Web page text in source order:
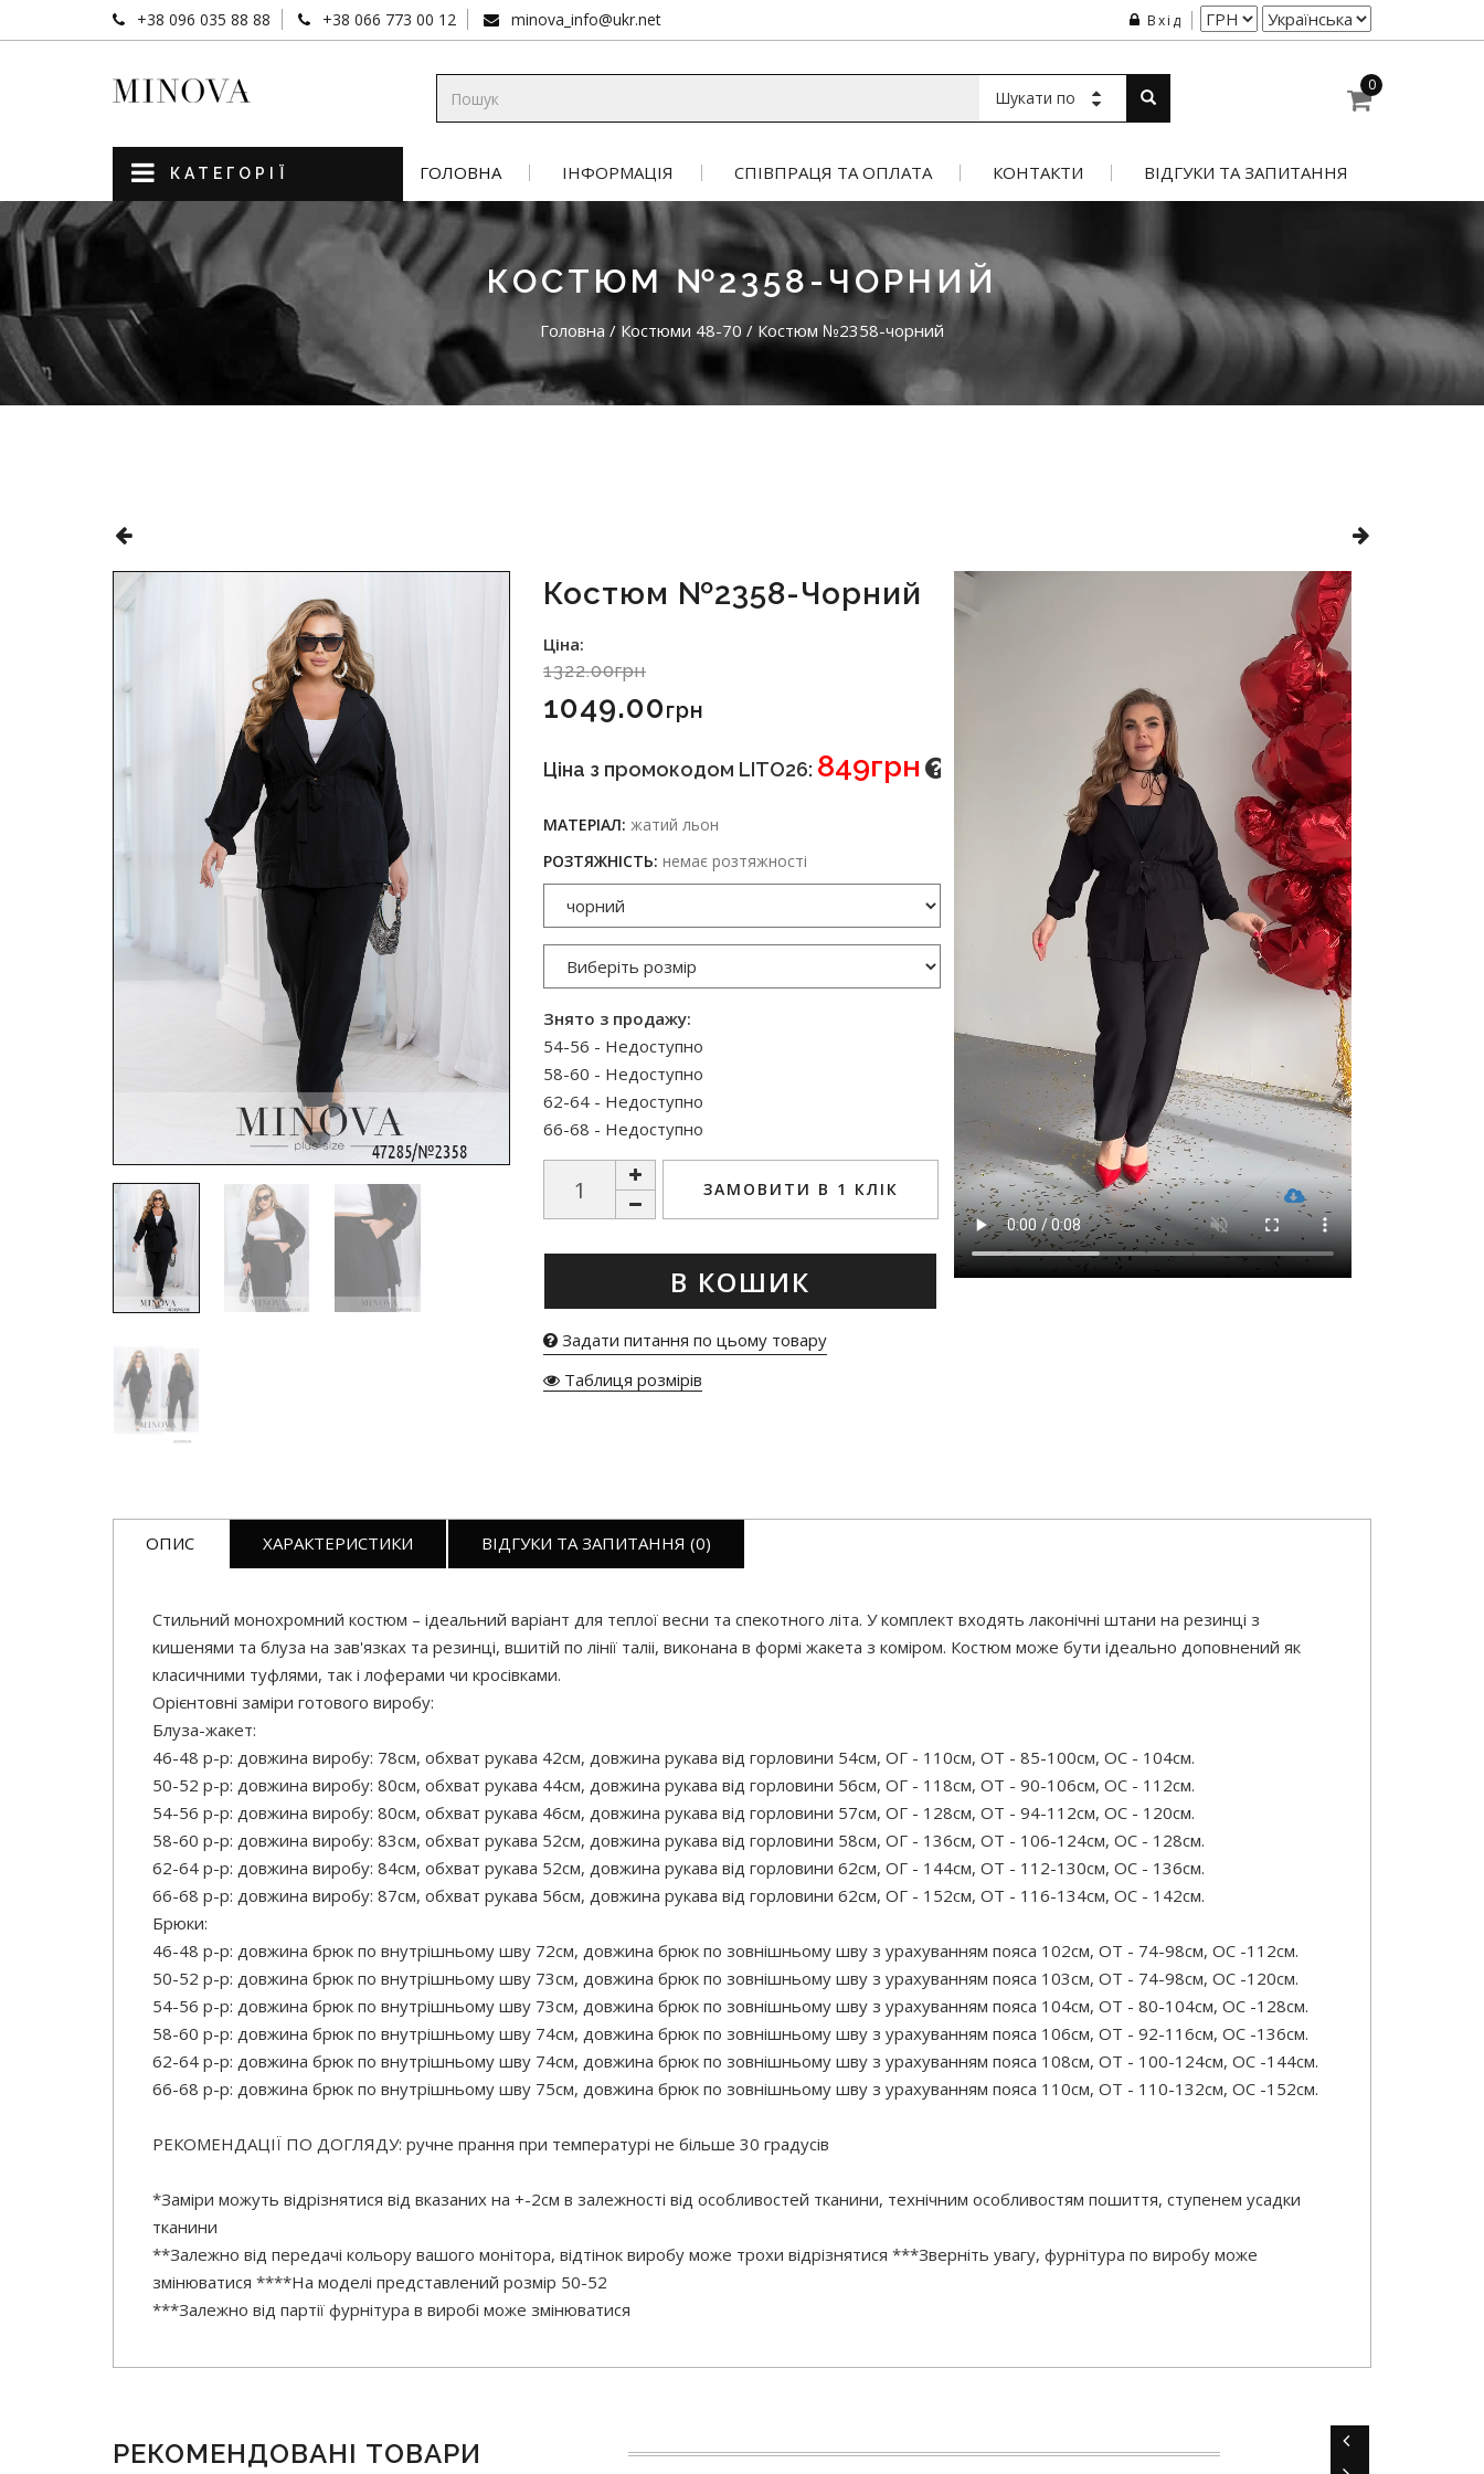
+38 096 035 88 88 +38 066 773 00 12 minova_info@ukr.net Вхід
Шукати по
0
КАТЕГОРІЇ ГОЛОВНА ІНФОРМАЦІЯ СПІВПРАЦЯ ТА ОПЛАТА КОНТАКТИ ВІДГУКИ ТА ЗАПИТАННЯ
КОСТЮМ №2358-ЧОРНИЙ
Головна / Костюми 48-70 / Костюм №2358-чорний
Костюм №2358-Чорний
Ціна:
1322.00грн
1049.00Грн
Ціна з промокодом LITO26: 849грн
МАТЕРІАЛ: жатий льон
РОЗТЯЖНІСТЬ: немає розтяжності
Знято з продажу:
54-56 - Недоступно
58-60 - Недоступно
62-64 - Недоступно
66-68 - Недоступно
ЗАМОВИТИ В 1 КЛІК
В КОШИК
Задати питання по цьому товару
Таблиця розмірів
ОПИС ХАРАКТЕРИСТИКИ ВІДГУКИ ТА ЗАПИТАННЯ (0)
Стильний монохромний костюм – ідеальний варіант для теплої весни та спекотного літа. У комплект входять лаконічні штани на резинці з
кишенями та блуза на зав'язках та резинці, вшитій по лінії таліі, виконана в формі жакета з коміром. Костюм може бути ідеально доповнений як
класичними туфлями, так і лоферами чи кросівками.
Орієнтовні заміри готового виробу:
Блуза-жакет:
46-48 р-р: довжина виробу: 78см, обхват рукава 42см, довжина рукава від горловини 54см, ОГ - 110см, ОТ - 85-100см, OC - 104см.
50-52 р-р: довжина виробу: 80см, обхват рукава 44см, довжина рукава від горловини 56см, ОГ - 118см, ОТ - 90-106см, OC - 112см.
54-56 р-р: довжина виробу: 80см, обхват рукава 46см, довжина рукава від горловини 57см, ОГ - 128см, ОТ - 94-112см, OC - 120см.
58-60 р-р: довжина виробу: 83см, обхват рукава 52см, довжина рукава від горловини 58см, ОГ - 136см, ОТ - 106-124см, OC - 128см.
62-64 р-р: довжина виробу: 84см, обхват рукава 52см, довжина рукава від горловини 62см, ОГ - 144см, ОТ - 112-130см, OC - 136см.
66-68 р-р: довжина виробу: 87см, обхват рукава 56см, довжина рукава від горловини 62см, ОГ - 152см, ОТ - 116-134см, OC - 142см.
Брюки:
46-48 р-р: довжина брюк по внутрішньому шву 72см, довжина брюк по зовнішньому шву з урахуванням пояса 102см, ОТ - 74-98см, OC -112см.
50-52 р-р: довжина брюк по внутрішньому шву 73см, довжина брюк по зовнішньому шву з урахуванням пояса 103см, ОТ - 74-98см, OC -120см.
54-56 р-р: довжина брюк по внутрішньому шву 73см, довжина брюк по зовнішньому шву з урахуванням пояса 104см, ОТ - 80-104см, OC -128см.
58-60 р-р: довжина брюк по внутрішньому шву 74см, довжина брюк по зовнішньому шву з урахуванням пояса 106см, ОТ - 92-116см, OC -136см.
62-64 р-р: довжина брюк по внутрішньому шву 74см, довжина брюк по зовнішньому шву з урахуванням пояса 108см, ОТ - 100-124см, OC -144см.
66-68 р-р: довжина брюк по внутрішньому шву 75см, довжина брюк по зовнішньому шву з урахуванням пояса 110см, ОТ - 110-132см, OC -152см.
РЕКОМЕНДАЦІЇ ПО ДОГЛЯДУ: ручне прання при температурі не більше 30 градусів
*Заміри можуть відрізнятися від вказаних на +-2см в залежності від особливостей тканини, технічним особливостям пошиття, ступенем усадки
тканини
**Залежно від передачі кольору вашого монітора, відтінок виробу може трохи відрізнятися ***Зверніть увагу, фурнітура по виробу може
змінюватися ****На моделі представлений розмір 50-52
***Залежно від партії фурнітура в виробі може змінюватися
РЕКОМЕНДОВАНІ ТОВАРИ